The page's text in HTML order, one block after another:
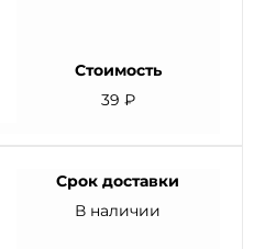
Стоимость
39 ₽
Срок доставки
В наличии